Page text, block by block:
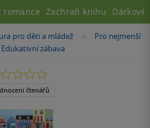
pro děti a mládež »Pro nejmenší
»
Edukativní zábava
0.0
z
5
čtenářů
romance Zachraň knihu Dárkové